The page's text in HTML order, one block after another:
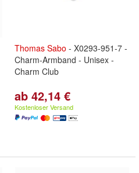
Thomas Sabo - X0293-951-7 -
Charm-Armband - Unisex -
Charm Club
ab 42,14 €
Kostenloser Versand